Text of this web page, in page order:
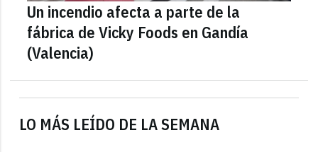
LO MÁS LEÍDO DE LA SEMANA
Un incendio afecta a parte de la
fábrica de Vicky Foods en Gandía
(Valencia)